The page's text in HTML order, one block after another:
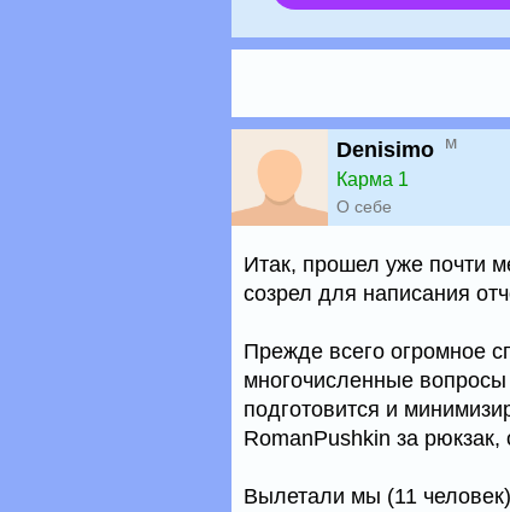
Denisimo м
Карма 1
О себе
Итак, прошел уже почти
созрел для написания
Прежде всего огромное
многочисленные
подготовится и
RomanPushkin за
Вылетали мы (11